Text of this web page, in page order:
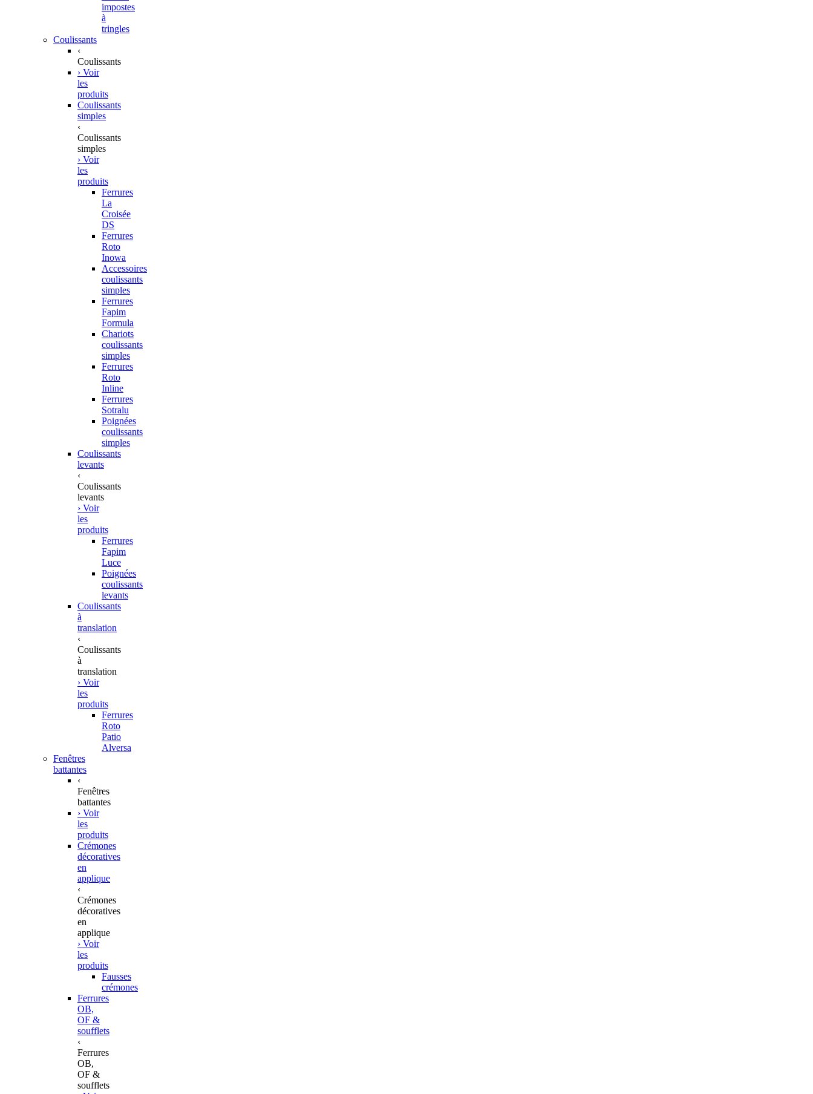
impostes
à
tringles
Coulissants
‹
Coulissants
› Voir
les
produits
Coulissants
simples
‹
Coulissants
simples
› Voir
les
produits
Ferrures
La
Croisée
DS
Ferrures
Roto
Inowa
Accessoires
coulissants
simples
Ferrures
Fapim
Formula
Chariots
coulissants
simples
Ferrures
Roto
Inline
Ferrures
Sotralu
Poignées
coulissants
simples
Coulissants
levants
‹
Coulissants
levants
› Voir
les
produits
Ferrures
Fapim
Luce
Poignées
coulissants
levants
Coulissants
à
translation
‹
Coulissants
à
translation
› Voir
les
produits
Ferrures
Roto
Patio
Alversa
Fenêtres
battantes
‹
Fenêtres
battantes
› Voir
les
produits
Crémones
décoratives
en
applique
‹
Crémones
décoratives
en
applique
› Voir
les
produits
Fausses
crémones
Ferrures
OB,
OF &
soufflets
‹
Ferrures
OB,
OF &
soufflets